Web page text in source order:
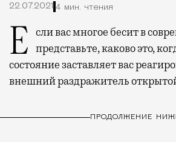
22.07.2021 4 мин. чтения
Если вас многое бесит в современном мире, представьте, каково это,
состояние заставляет вас
внешний раздражитель
ПРОДОЛЖЕНИЕ